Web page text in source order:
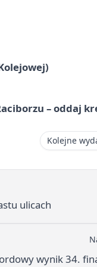
– oddaj
Kolejne
ulicach
wynik 34.